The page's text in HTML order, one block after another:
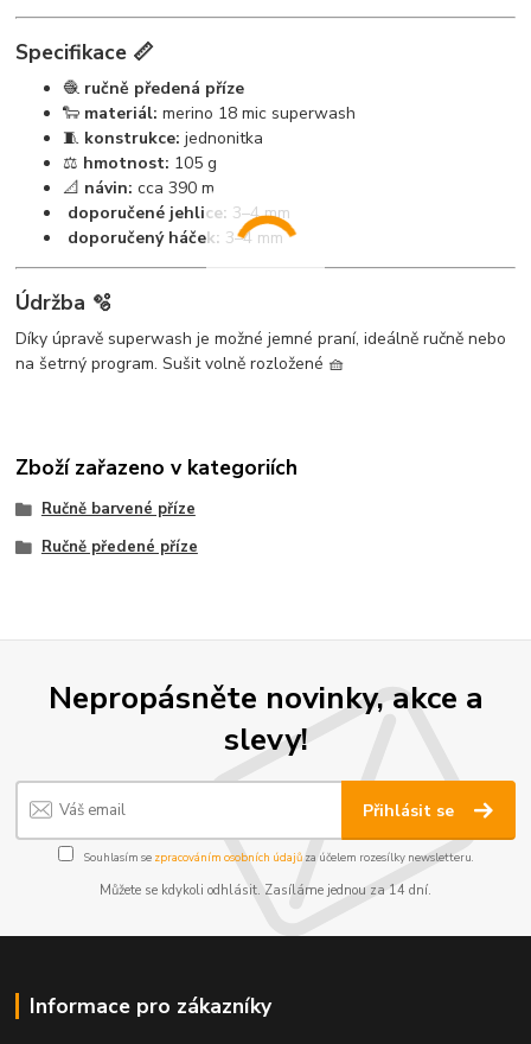
Specifikace 📏
🧶 ručně předená příze
🐑 materiál: merino 18 mic superwash
🧵 konstrukce: jednonitka
⚖️ hmotnost: 105 g
📐 návin: cca 390 m
doporučené jehlice: 3–4 mm
doporučený háček: 3–4 mm
Údržba 🫧
Díky úpravě superwash je možné jemné praní, ideálně ručně nebo
na šetrný program. Sušit volně rozložené 🧺
Zboží zařazeno v kategoriích
Ručně barvené příze
Ručně předené příze
Nepropásněte novinky, akce a
slevy!
Přihlásit se
Souhlasím se zpracováním osobních údajůza účelem rozesílky newsletteru.
Můžete se kdykoli odhlásit. Zasíláme jednou za 14 dní.
Informace pro zákazníky